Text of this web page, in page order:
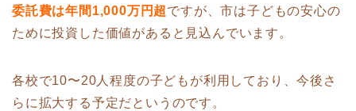
委託費は年間1,000万円超ですが、市は子どもの安心の
ために投資した価値があると見込んでいます。
各校で10〜20人程度の子どもが利用しており、今後さ
らに拡大する予定だというのです。